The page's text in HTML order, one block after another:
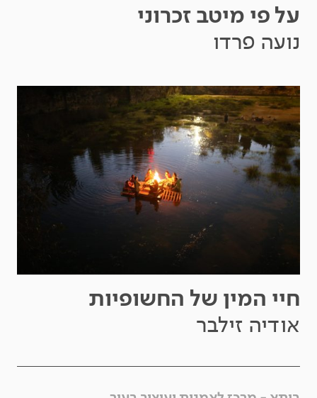
על פי מיטב זכרוני
נועה פרדו
חיי המין של החשופיות
אודיה זילבר